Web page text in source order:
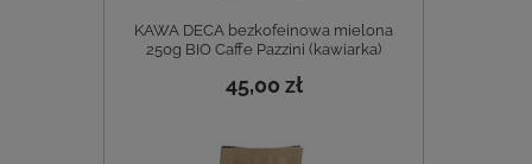
KAWA DECA bezkofeinowa mielona
250g BIO Caffe Pazzini (kawiarka)
45,00 zł